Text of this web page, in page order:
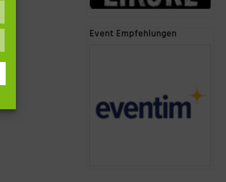
Event Empfehlungen